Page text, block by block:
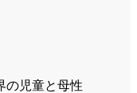
の児童と母性